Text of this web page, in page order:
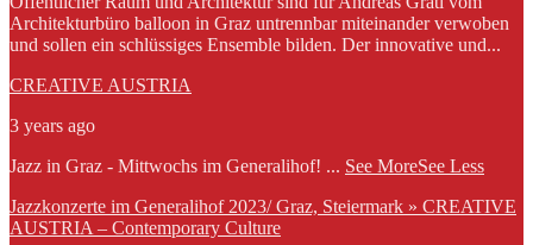
Architekturbüro balloon in Graz untrennbar miteinander verwoben
und sollen ein schlüssiges Ensemble bilden. Der innovative und...
CREATIVE AUSTRIA
3 years ago
Jazz in Graz - Mittwochs im Generalihof! ... See MoreSee Less
Jazzkonzerte im Generalihof 2023/ Graz, Steiermark » CREATIVE
AUSTRIA – Contemporary Culture